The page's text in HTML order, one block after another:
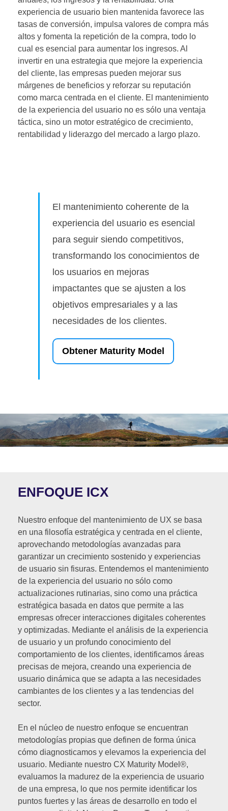
experiencia de usuario bien mantenida favorece las
tasas de conversión, impulsa valores de compra más
altos y fomenta la repetición de la compra, todo lo
cual es esencial para aumentar los ingresos. Al
invertir en una estrategia que mejore la experiencia
del cliente, las empresas pueden mejorar sus
márgenes de beneficios y reforzar su reputación
como marca centrada en el cliente. El mantenimiento
de la experiencia del usuario no es sólo una ventaja
táctica, sino un motor estratégico de crecimiento,
rentabilidad y liderazgo del mercado a largo plazo.
El mantenimiento coherente de la
experiencia del usuario es esencial
para seguir siendo competitivos,
transformando los conocimientos de
los usuarios en mejoras
impactantes que se ajusten a los
objetivos empresariales y a las
necesidades de los clientes.
Obtener Maturity Model
ENFOQUE ICX
Nuestro enfoque del mantenimiento de UX se basa
en una filosofía estratégica y centrada en el cliente,
aprovechando metodologías avanzadas para
garantizar un crecimiento sostenido y experiencias
de usuario sin fisuras. Entendemos el mantenimiento
de la experiencia del usuario no sólo como
actualizaciones rutinarias, sino como una práctica
estratégica basada en datos que permite a las
empresas ofrecer interacciones digitales coherentes
y optimizadas. Mediante el análisis de la experiencia
de usuario y un profundo conocimiento del
comportamiento de los clientes, identificamos áreas
precisas de mejora, creando una experiencia de
usuario dinámica que se adapta a las necesidades
cambiantes de los clientes y a las tendencias del
sector.
En el núcleo de nuestro enfoque se encuentran
metodologías propias que definen de forma única
cómo diagnosticamos y elevamos la experiencia del
usuario. Mediante nuestro CX Maturity Model®,
evaluamos la madurez de la experiencia de usuario
de una empresa, lo que nos permite identificar los
puntos fuertes y las áreas de desarrollo en todo el